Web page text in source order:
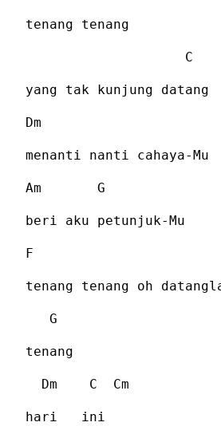
tenang tenang
C
yang tak kunjung datang
Dm
menanti nanti cahaya-Mu
Am G
beri aku petunjuk-Mu
F
tenang tenang oh
G
tenang
Dm C Cm
hari ini